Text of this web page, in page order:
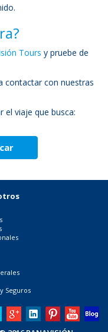
Tours y pruebe de
contactar con nuestras
el viaje que busca:
Seguros